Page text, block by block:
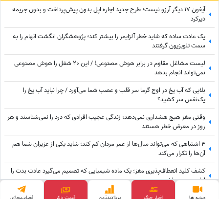
آیفون 17 دیگر آرزو نیست؛ طرح جدید اجاره اپل بدون پیش‌پرداخت و بدون جریمه
دیرکرد
یک عادت ساده که شاید خطر آلزایمر را بیشتر کند؛ پژوهشگران انگشت اتهام را به
سمت تلویزیون گرفتند
لیست مشاغل مقاوم در برابر هوش مصنوعی! / این 20 شغل را هوش مصنوعی
نمی‌تواند انجام بدهد
بلایی که آب یخ در اوج گرما سر قلب و عصب شما می‌آورد / چرا نباید آب یخ را
یک‌نفس سر کشید؟
وقتی مغز هیچ هشداری نمی‌دهد؛ زندگی عجیب افرادی که درد را نمی‌شناسند و هر
روز در معرض خطر هستند
4 اشتباهی که می‌تواند سال‌ها از عمر مردان کم کند؛ شاید یکی از عزیزان شما هم
آن‌ها را تکرار می‌کند
کشف کلید انعطاف‌پذیری مغز؛ یک ماده شیمیایی که تصمیم می‌گیرد عادت بدت را
ادامه بدهی یا نه